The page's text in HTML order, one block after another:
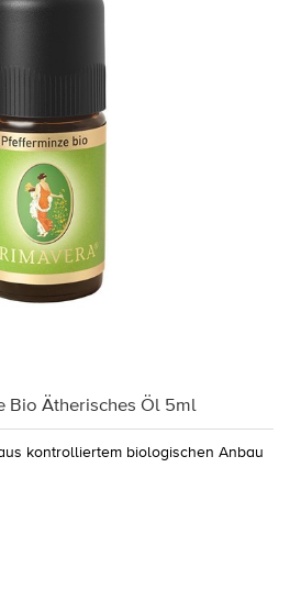
Bio Ätherisches Öl 5ml
kontrolliertem biologischen Anbau